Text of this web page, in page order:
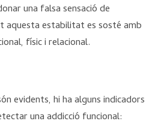
una falsa sensació de
aquesta estabilitat es sosté amb
físic i relacional.
evidents, hi ha alguns indicadors
una addicció funcional: